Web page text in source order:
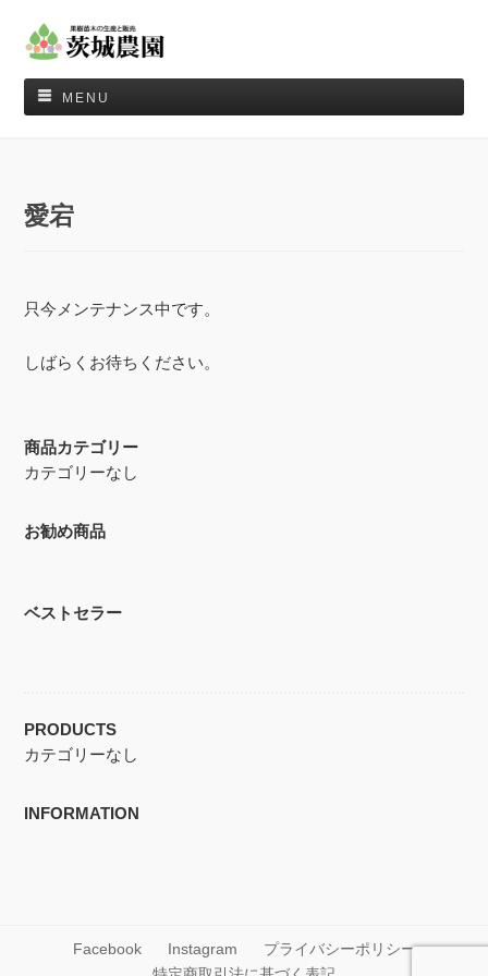
MENU
愛宕
只今メンテナンス中です。
しばらくお待ちください。
商品カテゴリー
カテゴリーなし
お勧め商品
ベストセラー
PRODUCTS
カテゴリーなし
INFORMATION
Facebook Instagram
プライバシーポリシー